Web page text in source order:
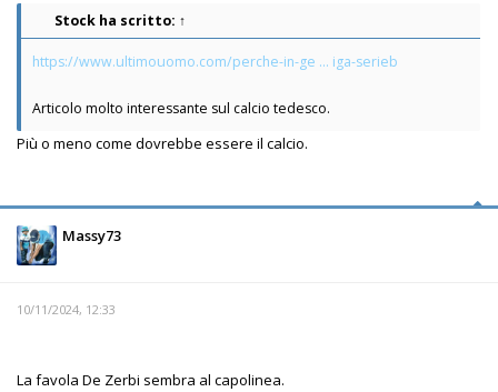
Stock ha scritto: ↑
https://www.ultimouomo.com/perche-in-ge ... iga-serieb
Articolo molto interessante sul calcio tedesco.
Più o meno come dovrebbe essere il calcio.
Massy73
10/11/2024, 12:33
La favola De Zerbi sembra al capolinea.